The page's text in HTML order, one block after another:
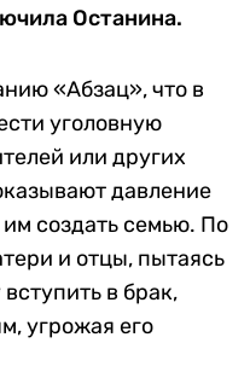
Останина.
«Абзац», что в
уголовную
или других
давление
создать семью. По
и отцы, пытаясь
в брак,
угрожая его